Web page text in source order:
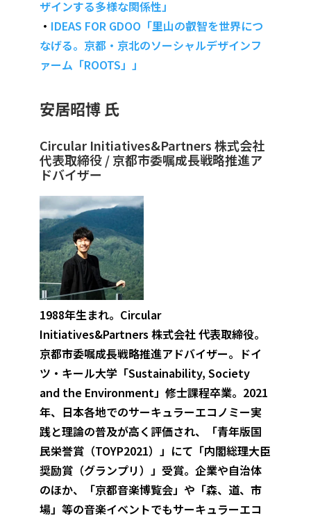
ザインする多様な関係性」
・ IDEAS FOR GDOO「里山の叡智を世界につ
なげる。京都・京北のソーシャルデザインフ
ァーム「ROOTS」」
安居昭博 氏
Circular Initiatives&Partners 株式会社
代表取締役 / 京都市委嘱成長戦略推進ア
ドバイザー
1988年生まれ。Circular
Initiatives&Partners 株式会社 代表取締役。
京都市委嘱成長戦略推進アドバイザー。ドイ
ツ・キール大学「Sustainability, Society
and the Environment」修士課程卒業。2021
年、日本各地でのサーキュラーエコノミー実
践と理論の普及が高く評価され、「青年版国
民栄誉賞（TOYP2021）」にて「内閣総理大臣
奨励賞（グランプリ）」受賞。企業や自治体
のほか、「京都音楽博覧会」や「森、道、市
場」等の音楽イベントでもサーキュラーエコ